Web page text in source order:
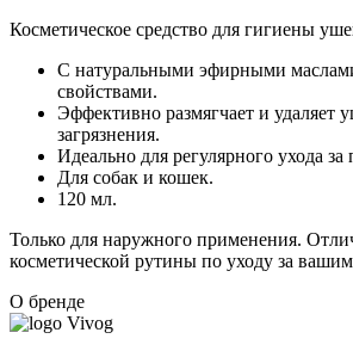
Косметическое средство для гигиены
С натуральными эфирными
свойствами.
Эффективно размягчает и удаляет
загрязнения.
Идеально для регулярного ухода
Для собак и кошек.
120 мл.
Только для наружного применения.
косметической рутины по уходу за
О бренде